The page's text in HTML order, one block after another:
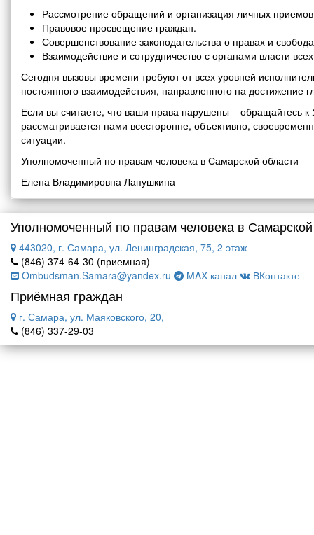
Рассмотрение обращений и организация личных
Правовое просвещение граждан.
Совершенствование законодательства о правах и
Взаимодействие и сотрудничество с органами власти
Сегодня вызовы времени требуют от всех уровней
постоянного взаимодействия, направленного на
Если вы считаете, что ваши права нарушены – обращайтесь
рассматривается нами всесторонне, объективно,
ситуации.
Уполномоченный по правам человека в Самарской области
Елена Владимировна Лапушкина
Уполномоченный по правам человека в
443020, г. Самара, ул. Ленинградская, 75, 2 этаж
(846) 374-64-30 (приемная)
Ombudsman.Samara@yandex.ru
MAX канал ВКонтакте
Приёмная граждан
г. Самара, ул. Маяковского, 20,
(846) 337-29-03